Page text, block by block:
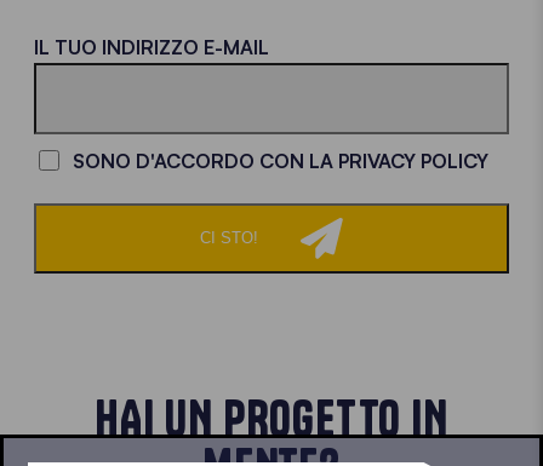
IL TUO INDIRIZZO E-MAIL
SONO D'ACCORDO CON LA PRIVACY POLICY
CI STO!
LOADING - LOADING - LOADING - LOADING -
HAI UN PROGETTO IN